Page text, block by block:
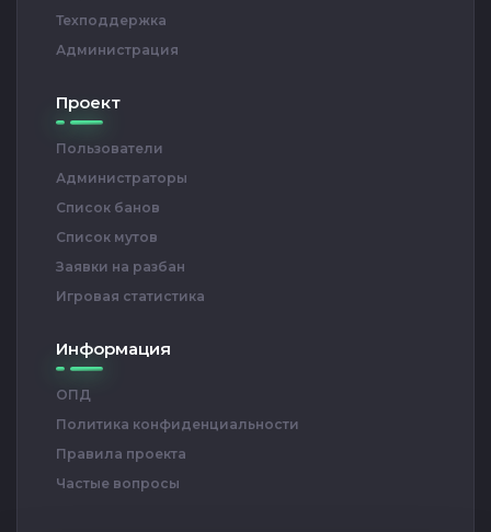
Техподдержка
Администрация
Проект
Пользователи
Администраторы
Список банов
Список мутов
Заявки на разбан
Игровая статистика
Информация
ОПД
Политика конфиденциальности
Правила проекта
Частые вопросы